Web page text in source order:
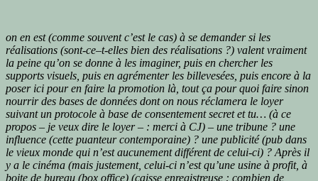
on en est (comme souvent c’est le cas) à se demander si les
réalisations (sont-ce–t-elles bien des réalisations ?) valent vraiment
la peine qu’on se donne à les imaginer, puis en chercher les
supports visuels, puis en agrémenter les billevesées, puis encore à la
poser ici pour en faire la promotion là, tout ça pour quoi faire sinon
nourrir des bases de données dont on nous réclamera le loyer
suivant un protocole à base de consentement secret et tu… (à ce
propos – je veux dire le loyer – : merci à CJ) – une tribune ? une
influence (cette puanteur contemporaine) ? une publicité (pub dans
le vieux monde qui n’est aucunement différent de celui-ci) ? Après il
y a le cinéma (mais justement, celui-ci n’est qu’une usine à profit, à
boite de bureau (box office) (caisse enregistreuse : combien de